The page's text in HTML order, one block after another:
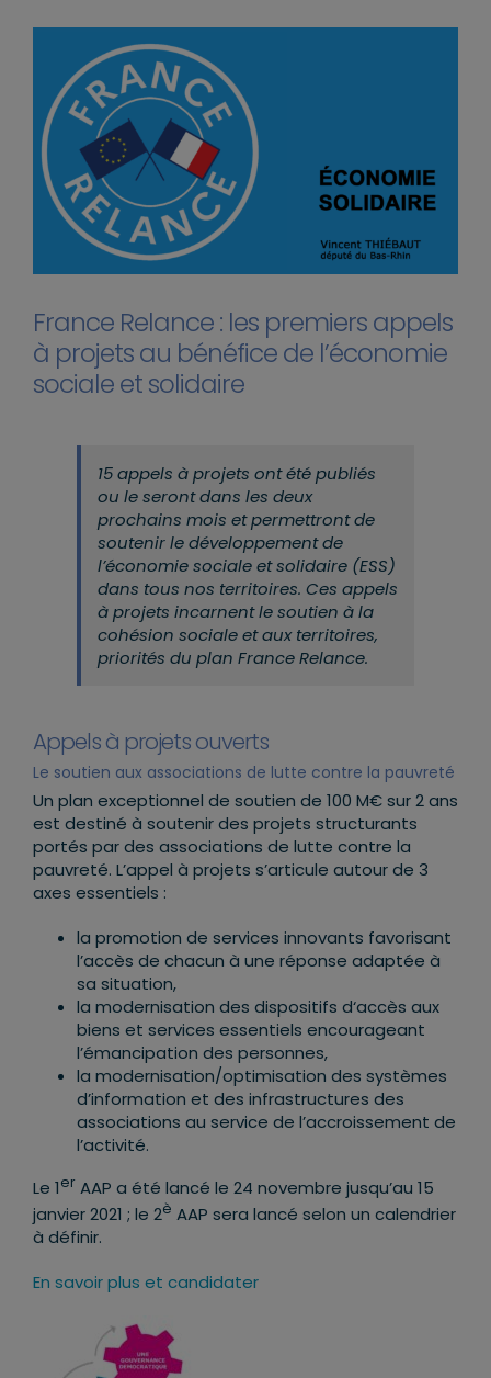
France Relance : les premiers appels
à projets au bénéfice de l’économie
sociale et solidaire
15 appels à projets ont été publiés
ou le seront dans les deux
prochains mois et permettront de
soutenir le développement de
l’économie sociale et solidaire (ESS)
dans tous nos territoires. Ces appels
à projets incarnent le soutien à la
cohésion sociale et aux territoires,
priorités du plan France Relance.
Appels à projets ouverts
Le soutien aux associations de lutte contre la pauvreté
Un plan exceptionnel de soutien de 100 M€ sur 2 ans
est destiné à soutenir des projets structurants
portés par des associations de lutte contre la
pauvreté. L’appel à projets s’articule autour de 3
axes essentiels :
la promotion de services innovants favorisant
l’accès de chacun à une réponse adaptée à
sa situation,
la modernisation des dispositifs d‘accès aux
biens et services essentiels encourageant
l’émancipation des personnes,
la modernisation/optimisation des systèmes
d’information et des infrastructures des
associations au service de l’accroissement de
l’activité.
Le 1er AAP a été lancé le 24 novembre jusqu’au 15
janvier 2021 ; le 2è AAP sera lancé selon un calendrier
à définir.
En savoir plus et candidater